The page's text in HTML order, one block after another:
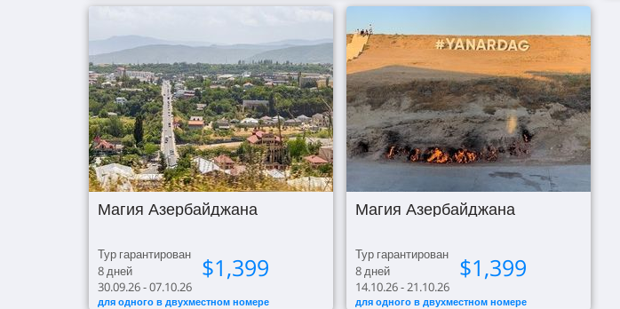
Магия Азербайджана
$1,399
для одного в двухместном номере
Тур гарантирован
30.09.26 - 07.10.26
8дней
Магия Азербайджана
$1,399
для одного в двухместном номере
Тур гарантирован
14.10.26 - 21.10.26
8дней